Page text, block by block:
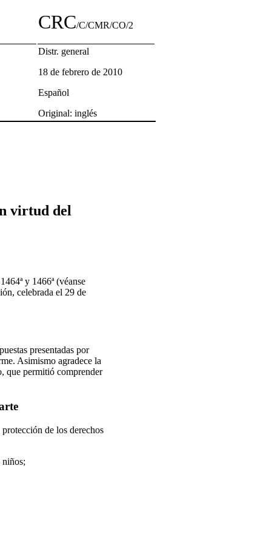
CRC/C/CMR/CO/2
Distr. general
18 de febrero de 2010
Español
Original: inglés
virtud del
y 1466ª (véanse
celebrada el 29 de
presentadas por
Asimismo agradece la
que permitió comprender
de los derechos